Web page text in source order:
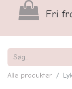
Fri
Alle produkter